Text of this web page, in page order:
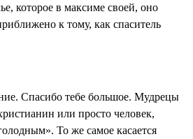
которое в максиме своей, оно
к тому, как спаситель
Спасибо тебе большое. Мудрецы
или просто человек,
То же самое касается